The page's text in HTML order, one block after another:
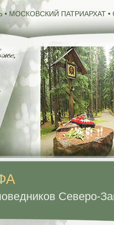
МОСКОВСКИЙ ПАТРИАРХАТ •
Северо-